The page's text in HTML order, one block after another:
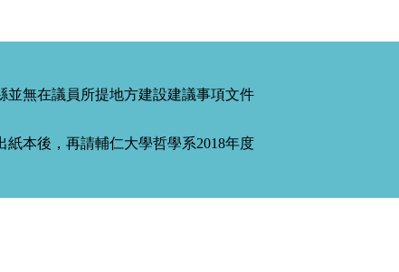
並無在議員所提地方建設建議事項文件
本後，再請輔仁大學哲學系2018年度